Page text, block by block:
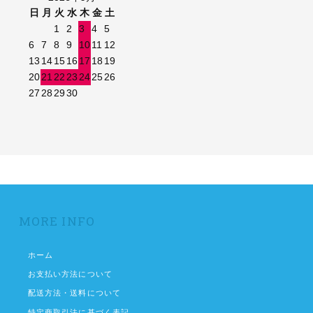
日
月 火 水 木 金 土
1
2 3 4
5
6
7 8 9 10 11 12
13 14 15 16 17 18 19
20 21 22 23 24 25 26
27 28 2930
MORE INFO
ホーム
お支払い方法について
配送方法・送料について